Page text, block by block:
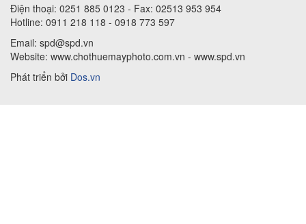
Điện thoại: 0251 885 0123 - Fax: 02513 953 954
Hotline: 0911 218 118 - 0918 773 597
Email: spd@spd.vn
Website: www.chothuemayphoto.com.vn - www.spd.vn
Phát triển bởi Dos.vn